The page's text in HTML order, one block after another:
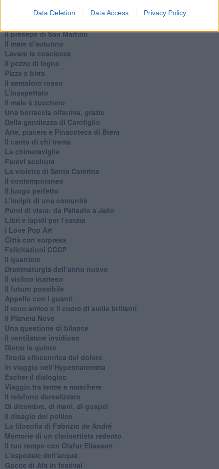
Data Deletion Data Access Privacy Policy
Architettura che abbaglia
​Il presepe di San Martino
​Il mare d’autunno
​Lavare la coscienza
​Il pezzo di legno
​Pizza e birra
​Il semaforo rosso
​L’inaspettato
​Il male è zucchero
​Una borraccia olfattiva, grazie
​Della gentilezza di Carofiglio
Arte, piacere e Pinacoteca di Brera
​Il canto di chi trema
La chimeraviglia
​Fatevi scultura
​La violetta di Santa Caterina
​Il contemporaneo
​Il luogo perfetto
​L’incipit di una comunità
Punti di vista: da Palladio a Jaén
​Libri e lapidi per l’estate
​I Love Pop Art
Città con sorpresa
Felicitazioni CCCP
​Il quartiere
​Drammaturgia dell’anno nuovo
​Il violino inatteso
​Il futuro possibile
​Appello con i guanti
​Il tetto amico e il cuore di stelle brillanti
​Il Pianeta Nove
​Una questione di bilance
​Il ventilatore invidioso
​Dietro le quinte
​Teoria eliocentrica del dolore
In viaggio nell’Hypermaremma
​Escher il dialogico
​Viaggio tra terme e maschere
Il telefono derealizzato
​Di dicembre, di mani, di gospel
​Il disagio del pollice
​La filosofia di Fabrizio de André
Memorie di un clarinettista redento
​Il tuo tempo con Olafur Eliasson
​L’ospedale dell’acqua
​Gocce di Afa in festival